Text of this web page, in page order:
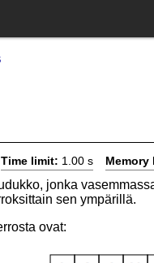
Time limit: 1.00 s Memory
jonka
sen ympärillä.
ovat: